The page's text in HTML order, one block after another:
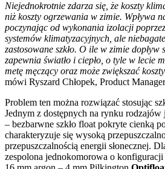
Niejednokrotnie zdarza się, że koszty
niż koszty ogrzewania w zimie. Wpływa
poczynając od wykonania izolacji
systemów klimatyzacyjnych, ale
zastosowane szkło. O ile w zimie dopływ
zapewnia światło i ciepło, o tyle w lecie
metę męczący oraz może zwiększać
mówi Ryszard Chłopek, Product
Problem ten można rozwiązać stosując
Jednym z dostępnych na rynku rodzajów
– bezbarwne szkło float pokryte cienką
charakteryzuje się wysoką
przepuszczalnością energii słonecznej.
zespolona jednokomorowa o